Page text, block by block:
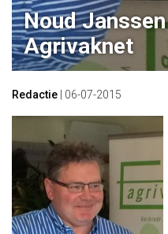
Noud
Agrivaknet
Redactie 06-07-2015